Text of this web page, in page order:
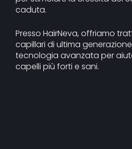
caduta.
Presso HairNeva, offriamo
capillari di ultima
tecnologia avanzata per
capelli più forti e sani.